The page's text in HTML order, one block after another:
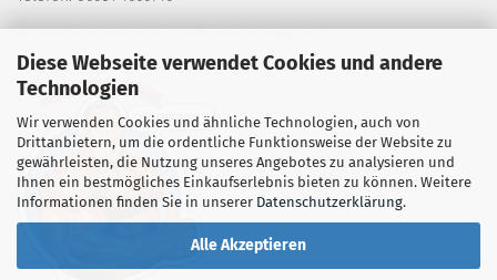
Diese Webseite verwendet Cookies und andere
Technologien
Wir verwenden Cookies und ähnliche Technologien, auch von
Drittanbietern, um die ordentliche Funktionsweise der Website zu
gewährleisten, die Nutzung unseres Angebotes zu analysieren und
Ihnen ein bestmögliches Einkaufserlebnis bieten zu können. Weitere
Informationen finden Sie in unserer Datenschutzerklärung.
Alle Akzeptieren